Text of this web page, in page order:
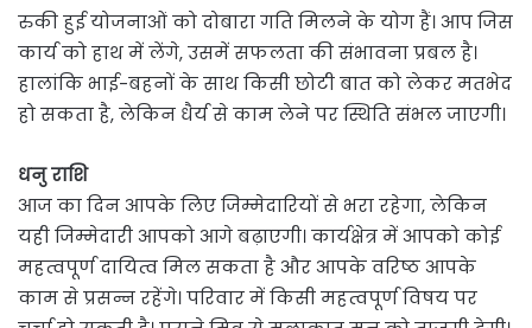
रुकी हुई योजनाओं को दोबारा गति मिलने के योग हैं। आप जिस
कार्य को हाथ में लेंगे, उसमें सफलता की संभावना प्रबल है।
हालांकि भाई-बहनों के साथ किसी छोटी बात को लेकर मतभेद
हो सकता है, लेकिन धैर्य से काम लेने पर स्थिति संभल जाएगी।
धनु राशि
आज का दिन आपके लिए जिम्मेदारियों से भरा रहेगा, लेकिन
यही जिम्मेदारी आपको आगे बढ़ाएगी। कार्यक्षेत्र में आपको कोई
महत्वपूर्ण दायित्व मिल सकता है और आपके वरिष्ठ आपके
काम से प्रसन्न रहेंगे। परिवार में किसी महत्वपूर्ण विषय पर